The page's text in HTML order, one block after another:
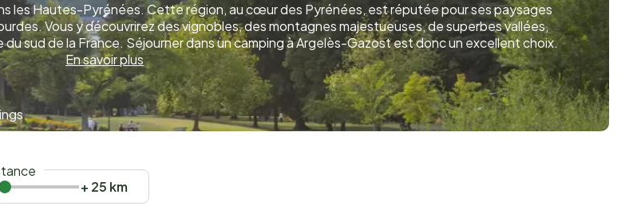
les Hautes-Pyrénées. Cette région, au cœur des Pyrénées, est réputée pour ses paysages
Vous y découvrirez des vignobles, des montagnes majestueuses, de superbes vallées,
sud de la France. Séjourner dans un camping à Argelès-Gazost est donc un excellent choix.
En savoir plus
+ 25 km